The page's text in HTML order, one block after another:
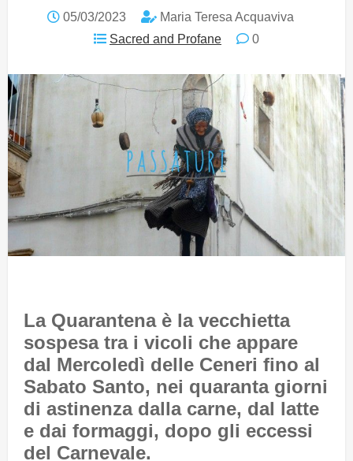
05/03/2023
Maria Teresa Acquaviva
Sacred and Profane
0
La Quarantena è la vecchietta
sospesa tra i vicoli che appare
dal Mercoledì delle Ceneri fino al
Sabato Santo, nei quaranta giorni
di astinenza dalla carne, dal latte
e dai formaggi, dopo gli eccessi
del Carnevale.